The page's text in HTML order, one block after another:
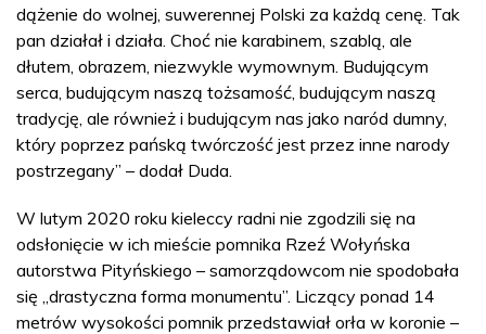
dążenie do wolnej, suwerennej Polski za każdą cenę. Tak
pan działał i działa. Choć nie karabinem, szablą, ale
dłutem, obrazem, niezwykle wymownym. Budującym
serca, budującym naszą tożsamość, budującym naszą
tradycję, ale również i budującym nas jako naród dumny,
który poprzez pańską twórczość jest przez inne narody
postrzegany” – dodał Duda.
W lutym 2020 roku kieleccy radni nie zgodzili się na
odsłonięcie w ich mieście pomnika Rzeź Wołyńska
autorstwa Pityńskiego – samorządowcom nie spodobała
się „drastyczna forma monumentu”. Liczący ponad 14
metrów wysokości pomnik przedstawiał orła w koronie –